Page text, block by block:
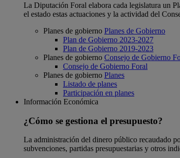
La Diputación Foral elabora cada legislatura un
el estado estas actuaciones y la actividad del
Planes de gobierno Planes de Gobierno
Plan de Gobierno 2023-2027
Plan de Gobierno 2019-2023
Planes de gobierno Consejo de Gobierno
Consejo de Gobierno Foral
Planes de gobierno Planes
Listado de planes
Participación en planes
Información Económica
¿Cómo se gestiona el presupuesto?
La administración del dinero público recaudado
subvenciones, partidas presupuestarias y otros